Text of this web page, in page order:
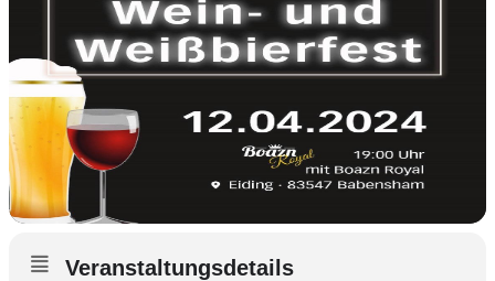
Veranstaltungsdetails